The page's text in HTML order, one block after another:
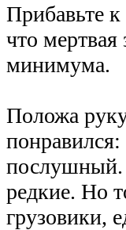
Прибавьте
что мертвая
минимума.
Положа
послушный.
редкие. Но
грузовики,